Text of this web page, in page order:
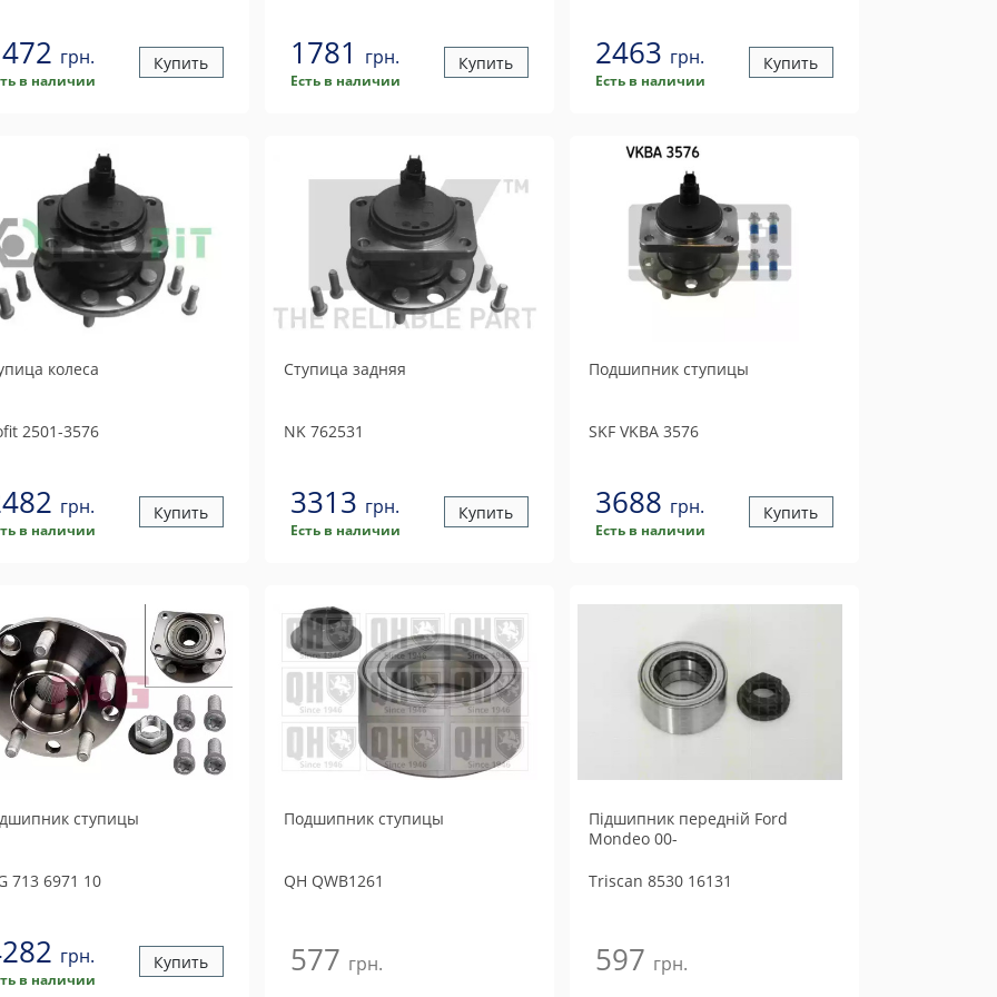
грн.
в наличии
Купить 1781 грн.
Есть в наличии
Купить 2463 грн.
Есть в наличии
Купить
колеса
2501-3576
грн.
в наличии
Купить
Ступица задняя
NK762531
3313 грн.
Есть в наличии
Купить
Подшипник ступицы
SKFVKBA 3576
3688 грн.
Есть в наличии
Купить
ступицы
713 6971 10
грн.
в наличии
Купить
Подшипник ступицы
QH QWB1261
577 грн.
Пiдшипник переднiй Ford
Mondeo 00-
Triscan 8530 16131
597 грн.